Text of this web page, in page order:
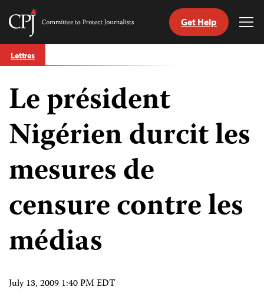
Skip
to
Committee
Journalists
Get Help
Lettres
Le président
Nigérien durcit les
mesures de
censure contre les
médias
July 13, 2009 1:40 PM EDT